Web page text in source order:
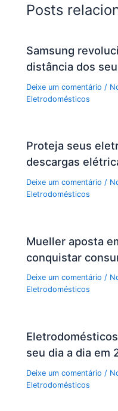
Posts
Samsung
distância dos
Deixe um comentário /
Eletrodomésticos
Proteja seus
descargas
Deixe um comentário /
Eletrodomésticos
Mueller aposta
conquistar
Deixe um comentário /
Eletrodomésticos
seu dia a dia em
Deixe um comentário /
Eletrodomésticos